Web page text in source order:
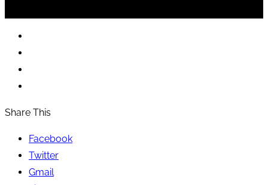
Share This
Facebook
Twitter
Gmail